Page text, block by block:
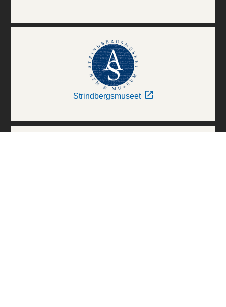
Strindbergsmuseet